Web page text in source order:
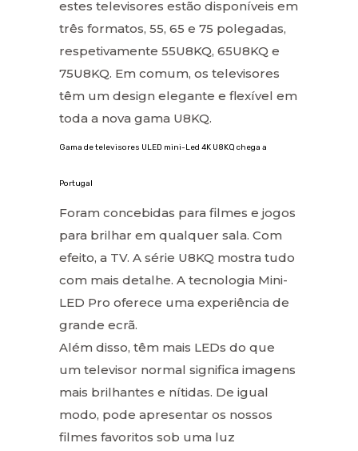
estes televisores estão disponíveis em
três formatos, 55, 65 e 75 polegadas,
respetivamente 55U8KQ, 65U8KQ e
75U8KQ. Em comum, os televisores
têm um design elegante e flexível em
toda a nova gama U8KQ.
Gama de televisores ULED mini-Led 4K U8KQ chega a
Portugal
Foram concebidas para filmes e jogos
para brilhar em qualquer sala. Com
efeito, a TV. A série U8KQ mostra tudo
com mais detalhe. A tecnologia Mini-
LED Pro oferece uma experiência de
grande ecrã.
Além disso, têm mais LEDs do que
um televisor normal significa imagens
mais brilhantes e nítidas. De igual
modo, pode apresentar os nossos
filmes favoritos sob uma luz